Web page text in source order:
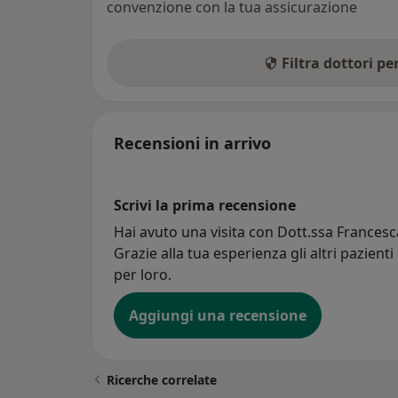
convenzione con la tua assicurazione
Filtra dottori
Recensioni in arrivo
Scrivi la prima recensione
Hai avuto una visita con Dott.ssa
Grazie alla tua esperienza gli altri
per loro.
Aggiungi una recensione
Ricerche correlate